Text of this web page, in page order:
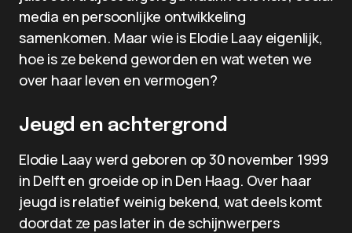
media en persoonlijke ontwikkeling
samenkomen. Maar wie is Elodie Laay eigenlijk,
hoe is ze bekend geworden en wat weten we
over haar leven en vermogen?
Jeugd en achtergrond
Elodie Laay werd geboren op 30 november 1999
in Delft en groeide op in Den Haag. Over haar
jeugd is relatief weinig bekend, wat deels komt
doordat ze pas later in de schijnwerpers